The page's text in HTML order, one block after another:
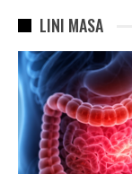
LINI MASA